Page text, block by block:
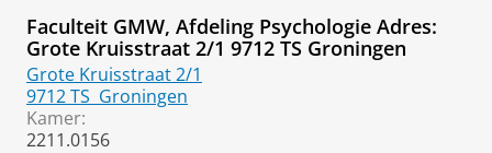
Faculteit GMW, Afdeling Psychologie Adres:
Grote Kruisstraat 2/1 9712 TS Groningen
Grote Kruisstraat 2/1
9712 TS Groningen
Kamer:
2211.0156